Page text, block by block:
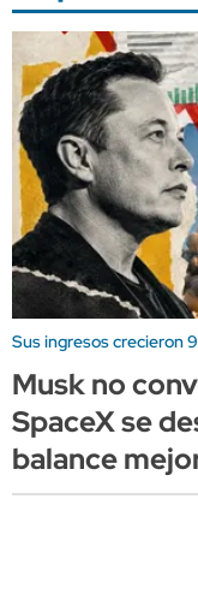
Sus ingresos crecieron
Musk no
SpaceX se
balance